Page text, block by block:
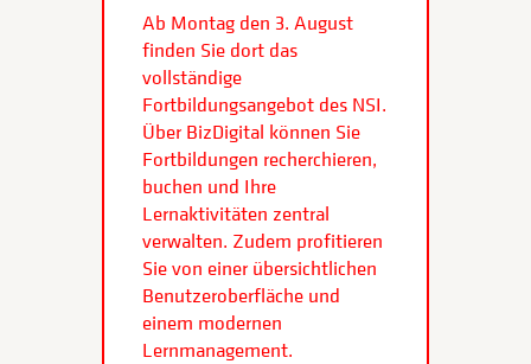
Ab Montag den 3. August
finden Sie dort das
vollständige
Fortbildungsangebot des NSI.
Über BizDigital können Sie
Fortbildungen recherchieren,
buchen und Ihre
Lernaktivitäten zentral
verwalten. Zudem profitieren
Sie von einer übersichtlichen
Benutzeroberfläche und
einem modernen
Lernmanagement.